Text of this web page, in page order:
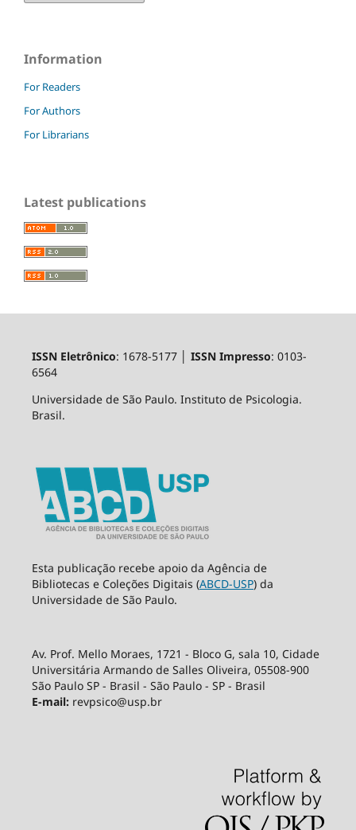
Information
For Readers
For Authors
For Librarians
Latest publications
ISSN Eletrônico: 1678-5177 │ ISSN Impresso: 0103-
6564
Universidade de São Paulo. Instituto de Psicologia.
Brasil.
Esta publicação recebe apoio da Agência de
Bibliotecas e Coleções Digitais (ABCD-USP) da
Universidade de São Paulo.
Av. Prof. Mello Moraes, 1721 - Bloco G, sala 10, Cidade
Universitária Armando de Salles Oliveira, 05508-900
São Paulo SP - Brasil - São Paulo - SP - Brasil
E-mail:revpsico@usp.br